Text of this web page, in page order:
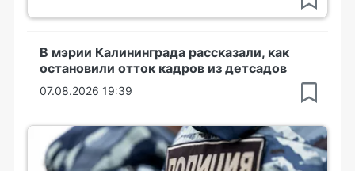
В мэрии Калининграда рассказали, как
остановили отток кадров из детсадов
07.08.2026 19:39